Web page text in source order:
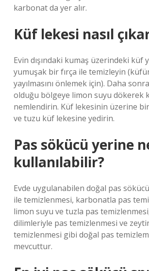
karbonat da yer alır.
Küf lekesi nasıl
Evin dışındaki kumaş üzerindeki küf
yumuşak bir fırça ile temizleyin
yayılmasını önlemek için). Daha
olduğu bölgeye limon suyu dökerek
nemlendirin. Küf lekesinin üzerine
ve tuzu küf lekesine yedirin.
Pas sökücü yerine
kullanılabilir?
Evde uygulanabilen doğal pas
ile temizlenmesi, karbonatla pas
limon suyu ve tuzla pas
dilimleriyle pas temizlenmesi ve
temizlenmesi gibi doğal pas
mevcuttur.